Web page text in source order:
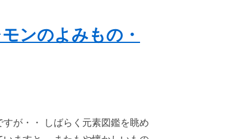
ンのよみもの・
が・・ しばらく元素図鑑を眺め